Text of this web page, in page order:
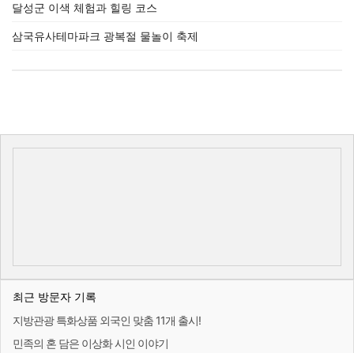
달성군 이색 체험과 힐링 코스
삼국유사테마파크 광복절 물놀이 축제
최근 방문자 기록
지방관광 특화상품 외국인 맞춤 11개 출시!
민족의 혼 담은 이상화 시인 이야기